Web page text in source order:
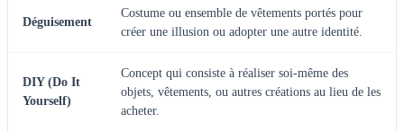
Déguisement
Costume ou ensemble de vêtements portés pour
créer une illusion ou adopter une autre identité.
DIY (Do It
Yourself)
Concept qui consiste à réaliser soi-même des
objets, vêtements, ou autres créations au lieu de les
acheter.